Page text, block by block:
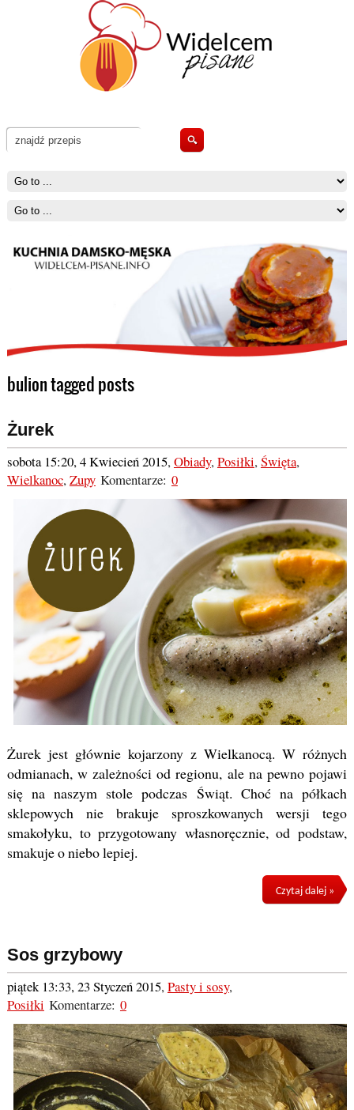
bulion tagged posts
Żurek
sobota 15:20, 4 Kwiecień 2015,Obiady,Posiłki,Święta,
Wielkanoc,ZupyKomentarze: 0
Żurek jest głównie kojarzony z Wielkanocą. W różnych
odmianach, w zależności od regionu, ale na pewno pojawi
się na naszym stole podczas Świąt. Choć na półkach
sklepowych nie brakuje sproszkowanych wersji tego
smakołyku, to przygotowany własnoręcznie, od podstaw,
smakuje o niebo lepiej.
Czytaj dalej »
Sos grzybowy
piątek 13:33, 23 Styczeń 2015,Pasty i sosy,
Posiłki Komentarze: 0